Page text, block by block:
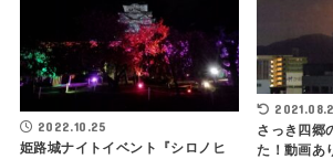
2022.10.25
姫路城ナイトイベント『シロノヒ
さっき四郷
た！動画あ